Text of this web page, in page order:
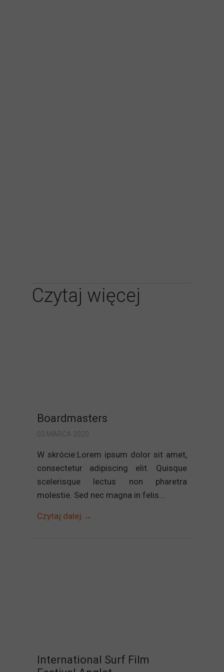
Czytaj więcej
Boardmasters
03 MARCA 2020
W skrócie:Lorem ipsum dolor sit amet,
consectetur adipiscing elit. Quisque
scelerisque lectus non pharetra
molestie. Sed nec magna in felis...
Czytaj dalej →
International Surf Film